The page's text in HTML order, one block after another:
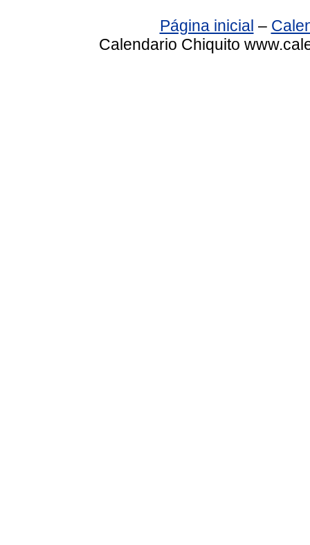
Página inicial –
Calendario Chiquito